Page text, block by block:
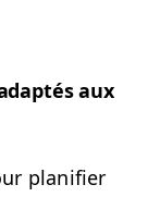
aux
plan­i­fi­er